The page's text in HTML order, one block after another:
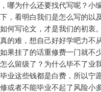
哪为什么还要找代写呢？小
，看明白我们是怎么写的以
何写论文，才是我们的初衷。
的难，想自己好好学吧力不
果挂了的话重修费一门就不
么留级了？为什么毕不了业
业这些钱都是白费，所以宁
或者不能毕业不起了风险小